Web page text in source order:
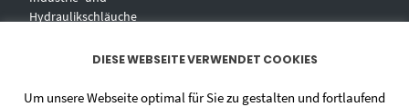
Hydraulikschläuche
Zentralschmierungen
Hochdruckwaschgeräte und
DIESE WEBSEITE VERWENDET COOKIES
Um unsere Webseite optimal für Sie zu gestalten und fortlaufend